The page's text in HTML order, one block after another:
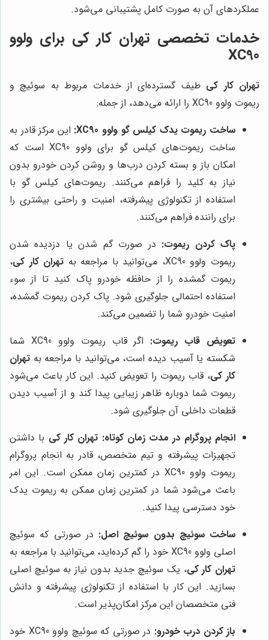
عملکردهای آن به صورت کامل پشتیبانی می‌شود.
خدمات تخصصی تهران کار کی برای ولوو
XC90
تهران کار کی طیف گسترده‌ای از خدمات مربوط به سوئیچ و
ریموت ولوو XC90 را ارائه می‌دهد، از جمله:
ساخت ریموت یدک کیلس گو ولوو XC90:
این مرکز قادر به
ساخت ریموت‌های کیلس گو برای ولوو XC90 است که
امکان باز و بسته کردن درب‌ها و روشن کردن خودرو بدون
نیاز به کلید را فراهم می‌کنند. ریموت‌های کیلس گو با
استفاده از تکنولوژی پیشرفته، امنیت و راحتی بیشتری را
برای راننده فراهم می‌کنند.
پاک کردن ریموت: در صورت گم شدن یا دزدیده شدن
ریموت ولوو XC90، می‌توانید با مراجعه به
تهران کار کی،
ریموت گمشده را از حافظه خودرو پاک کنید تا از سوء
استفاده احتمالی جلوگیری شود. پاک کردن ریموت گمشده،
امنیت خودرو شما را تضمین می‌کند.
تعویض قاب ریموت:
اگر قاب ریموت ولوو XC90 شما
شکسته یا آسیب دیده است، می‌توانید با مراجعه به تهران
کار کی، قاب ریموت را تعویض کنید. این کار باعث می‌شود
ریموت شما دوباره ظاهر زیبایی پیدا کند و از آسیب دیدن
قطعات داخلی آن جلوگیری شود.
انجام پروگرام در مدت زمان کوتاه: تهران کار کی با داشتن
تجهیزات پیشرفته و تیم متخصص، قادر به انجام پروگرام
ریموت ولوو XC90 در کمترین زمان ممکن است. این امر
باعث می‌شود شما در کمترین زمان ممکن به ریموت یدک
خود دسترسی پیدا کنید.
ساخت سوئیچ بدون سوئیچ اصل: در صورتی که سوئیچ
اصلی ولوو XC90 خود را گم کرده‌اید، می‌توانید با مراجعه به
تهران کار کی، یک سوئیچ جدید بدون نیاز به سوئیچ اصلی
بسازید. این کار با استفاده از تکنولوژی پیشرفته و دانش
فنی متخصصان این مرکز امکان‌پذیر است.
باز کردن درب خودرو:
در صورتی که سوئیچ ولوو XC90 خود